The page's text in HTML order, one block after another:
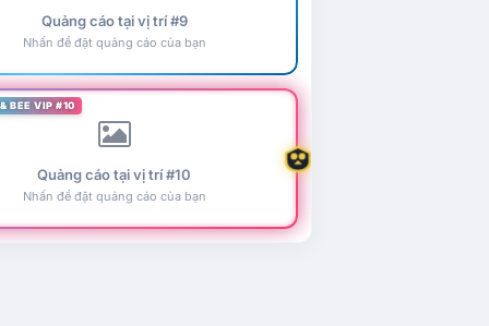
Quảng cáo tại vị trí #9
Nhấn để đặt quảng cáo của bạn
BEE VIP #10
Quảng cáo tại vị trí #10
Nhấn để đặt quảng cáo của bạn